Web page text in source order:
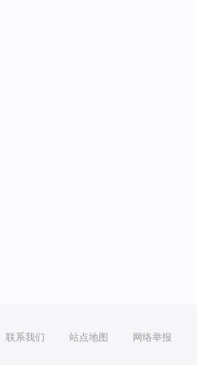
联系我们 站点地图 网络举报